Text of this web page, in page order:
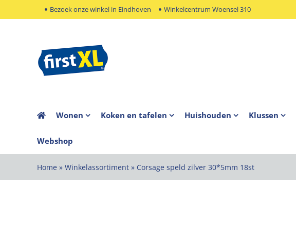
naar
Bezoek onze winkel in Eindhoven Winkelcentrum Woensel 310
Wonen Koken en tafelen Huishouden Klussen
Webshop
Home » Winkelassortiment » Corsage speld zilver 30*5mm 18st